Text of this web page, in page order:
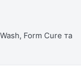
Form Cure та